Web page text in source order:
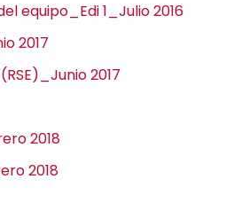
equipo_Edi 1_Julio 2016
2017
2017
2018
2018